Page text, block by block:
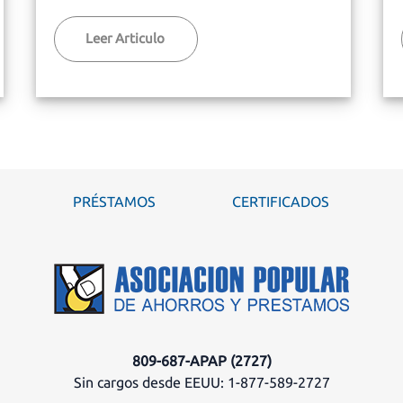
Leer Articulo
PRÉSTAMOS CERTIFICADOS
809-687-APAP (2727)
Sin cargos desde EEUU: 1-877-589-2727